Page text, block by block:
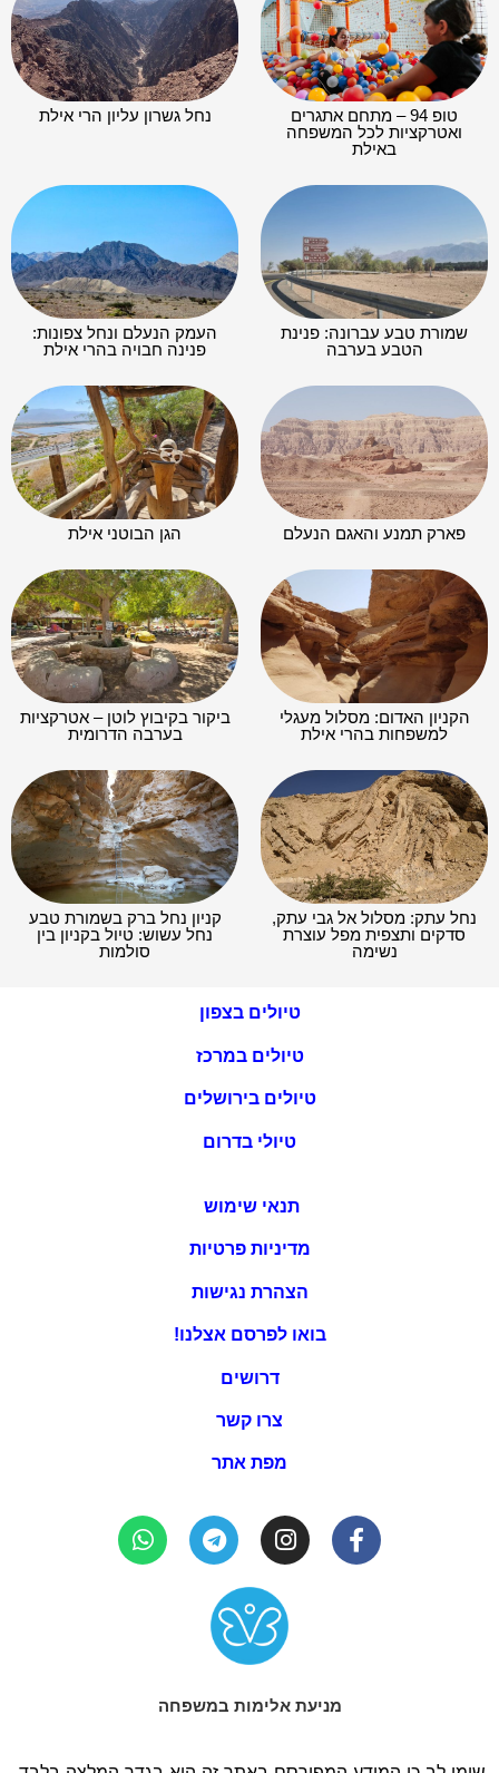
טופ 94 – מתחם אתגרים
ואטרקציות לכל המשפחה
באילת
נחל גשרון עליון הרי אילת
שמורת טבע עברונה: פנינת
הטבע בערבה
העמק הנעלם ונחל צפונות:
פנינה חבויה בהרי אילת
פארק תמנע והאגם הנעלם הגן הבוטני אילת
הקניון האדום: מסלול מעגלי
למשפחות בהרי אילת
ביקור בקיבוץ לוטן – אטרקציות
בערבה הדרומית
נחל עתק: מסלול אל גבי עתק,
סדקים ותצפית מפל עוצרת
נשימה
קניון נחל ברק בשמורת טבע
נחל עשוש: טיול בקניון בין
סולמות
טיולים בצפון
טיולים במרכז
טיולים בירושלים
טיולי בדרום
תנאי שימוש
מדיניות פרטיות
הצהרת נגישות
בואו לפרסם אצלנו!
דרושים
צרו קשר
מפת אתר
מניעת אלימות במשפחה